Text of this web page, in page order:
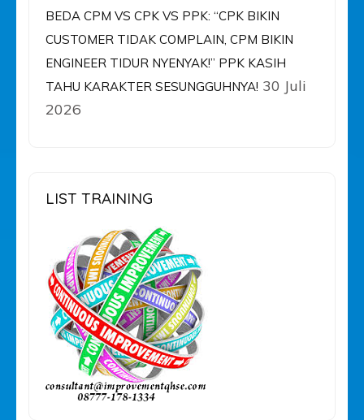
BEDA CPM VS CPK VS PPK: “CPK BIKIN
CUSTOMER TIDAK COMPLAIN, CPM BIKIN
ENGINEER TIDUR NYENYAK!” PPK KASIH
TAHU KARAKTER SESUNGGUHNYA! 30 Juli
2026
LIST TRAINING